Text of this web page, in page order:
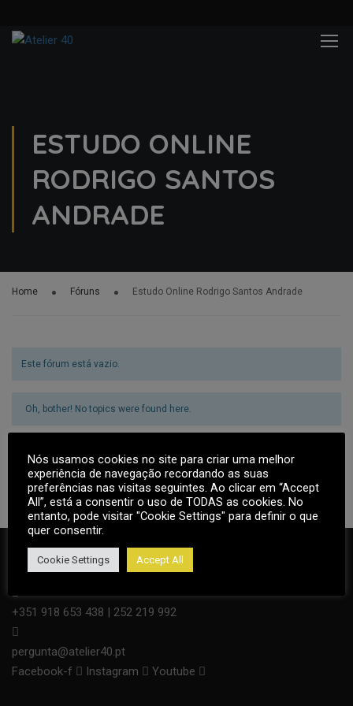
ESTUDO ONLINE
RODRIGO SANTOS
ANDRADE
Home Fóruns Estudo Online Rodrigo Santos Andrade
Este fórum está vazio.
Oh, bother! No topics were found here.
Tem de iniciar sessão para criar novos tópicos. Login here
+351 918 653 438 | 252 219 992
pergunta@atelier40.pt
Facebook-f
Instagram Youtube
Nós usamos cookies no site para criar uma melhor
experiência de navegação recordando as suas
preferências nas visitas seguintes. Ao clicar em “Accept
All”, está a consentir o uso de TODAS as cookies. No
entanto, pode visitar "Cookie Settings" para definir o que
quer consentir.
Cookie Settings Accept All